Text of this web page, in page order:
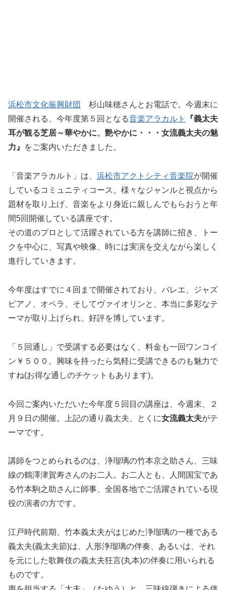
浜松市文化振興財団
杉山味穂さんとお電話で。今週末に
開催される、今年度第５回となる音楽アラカルト
『義太夫
耳が観る芝居～華やかに、艶やかに・・・女流義太夫の魅
力』
をご案内いただきました。
「音楽アラカルト」は、 浜松市アクトシティ音楽院が開催
しているコミュニティコース。様々なジャンルと視点から
題材を取り上げ、音楽をより身近に親しんでもらおうと年
間5回開催している講座です。
その道のプロとして活躍されている方を講師に招き、トー
クを中心に、写真や映像、時には実演を交えながら楽しく
進行していきます。
今年度はすでに４回まで開催されており、バレエ、ジャズ
ピアノ、オペラ、そしてヴァイオリンと、本当に多彩なテ
ーマが取り上げられ、好評を博しています。
「５回通し」で受講する必要はなく、料金も一回ワンコイ
ン￥５００。興味を持ったら気軽に受講できるのも魅力で
すね(お得な通しのチケットもあります)。
今回ご案内いただいた今年度５回目の講座は、今週末、２
月９日の開催。上記の通り義太夫、とくに女流義太夫がテ
ーマです。
講師をつとめられるのは、浄瑠璃の竹本京之助さん、三味
線の鶴澤津賀寿さんのお二人。お二人とも、人間国宝であ
る竹本駒之助さんに師事、全国各地でご活躍されている現
役の演者の方です。
江戸時代前期、竹本義太夫がはじめた浄瑠璃の一種である
義太夫(義太夫節)は、人形浄瑠璃の伴奏、あるいは、それ
を元にした歌舞伎の義太夫狂言(丸本)の伴奏に用いられる
ものです。